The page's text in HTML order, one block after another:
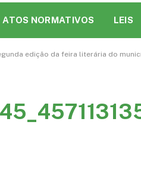
ATOS NORMATIVOS LEIS
edição da feira literária do